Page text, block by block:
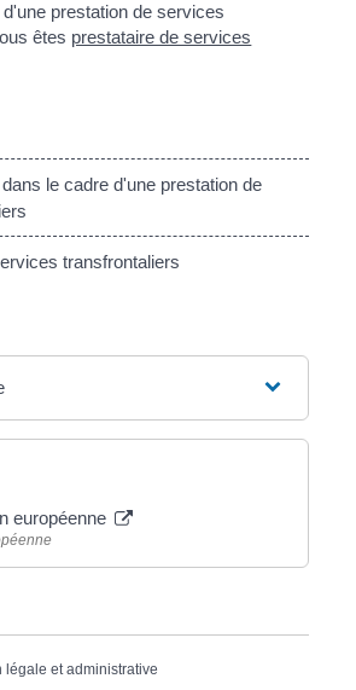
prestation de services
êtes prestataire de services
le cadre d'une prestation de
transfrontaliers
européenne
légale et administrative